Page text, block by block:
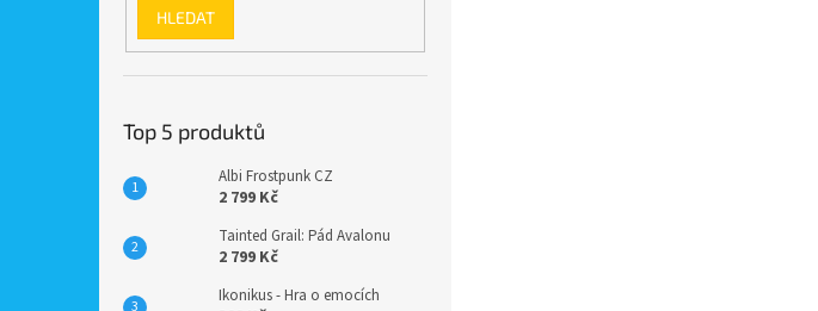
HLEDAT
Top 5 produktů
Albi Frostpunk CZ
2 799 Kč
Tainted Grail: Pád Avalonu
2 799 Kč
Ikonikus - Hra o emocích